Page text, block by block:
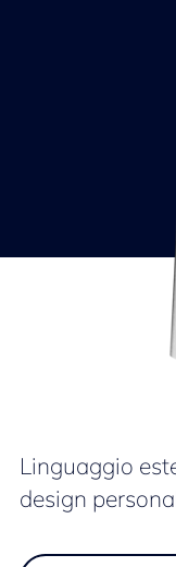
Linguaggio
design